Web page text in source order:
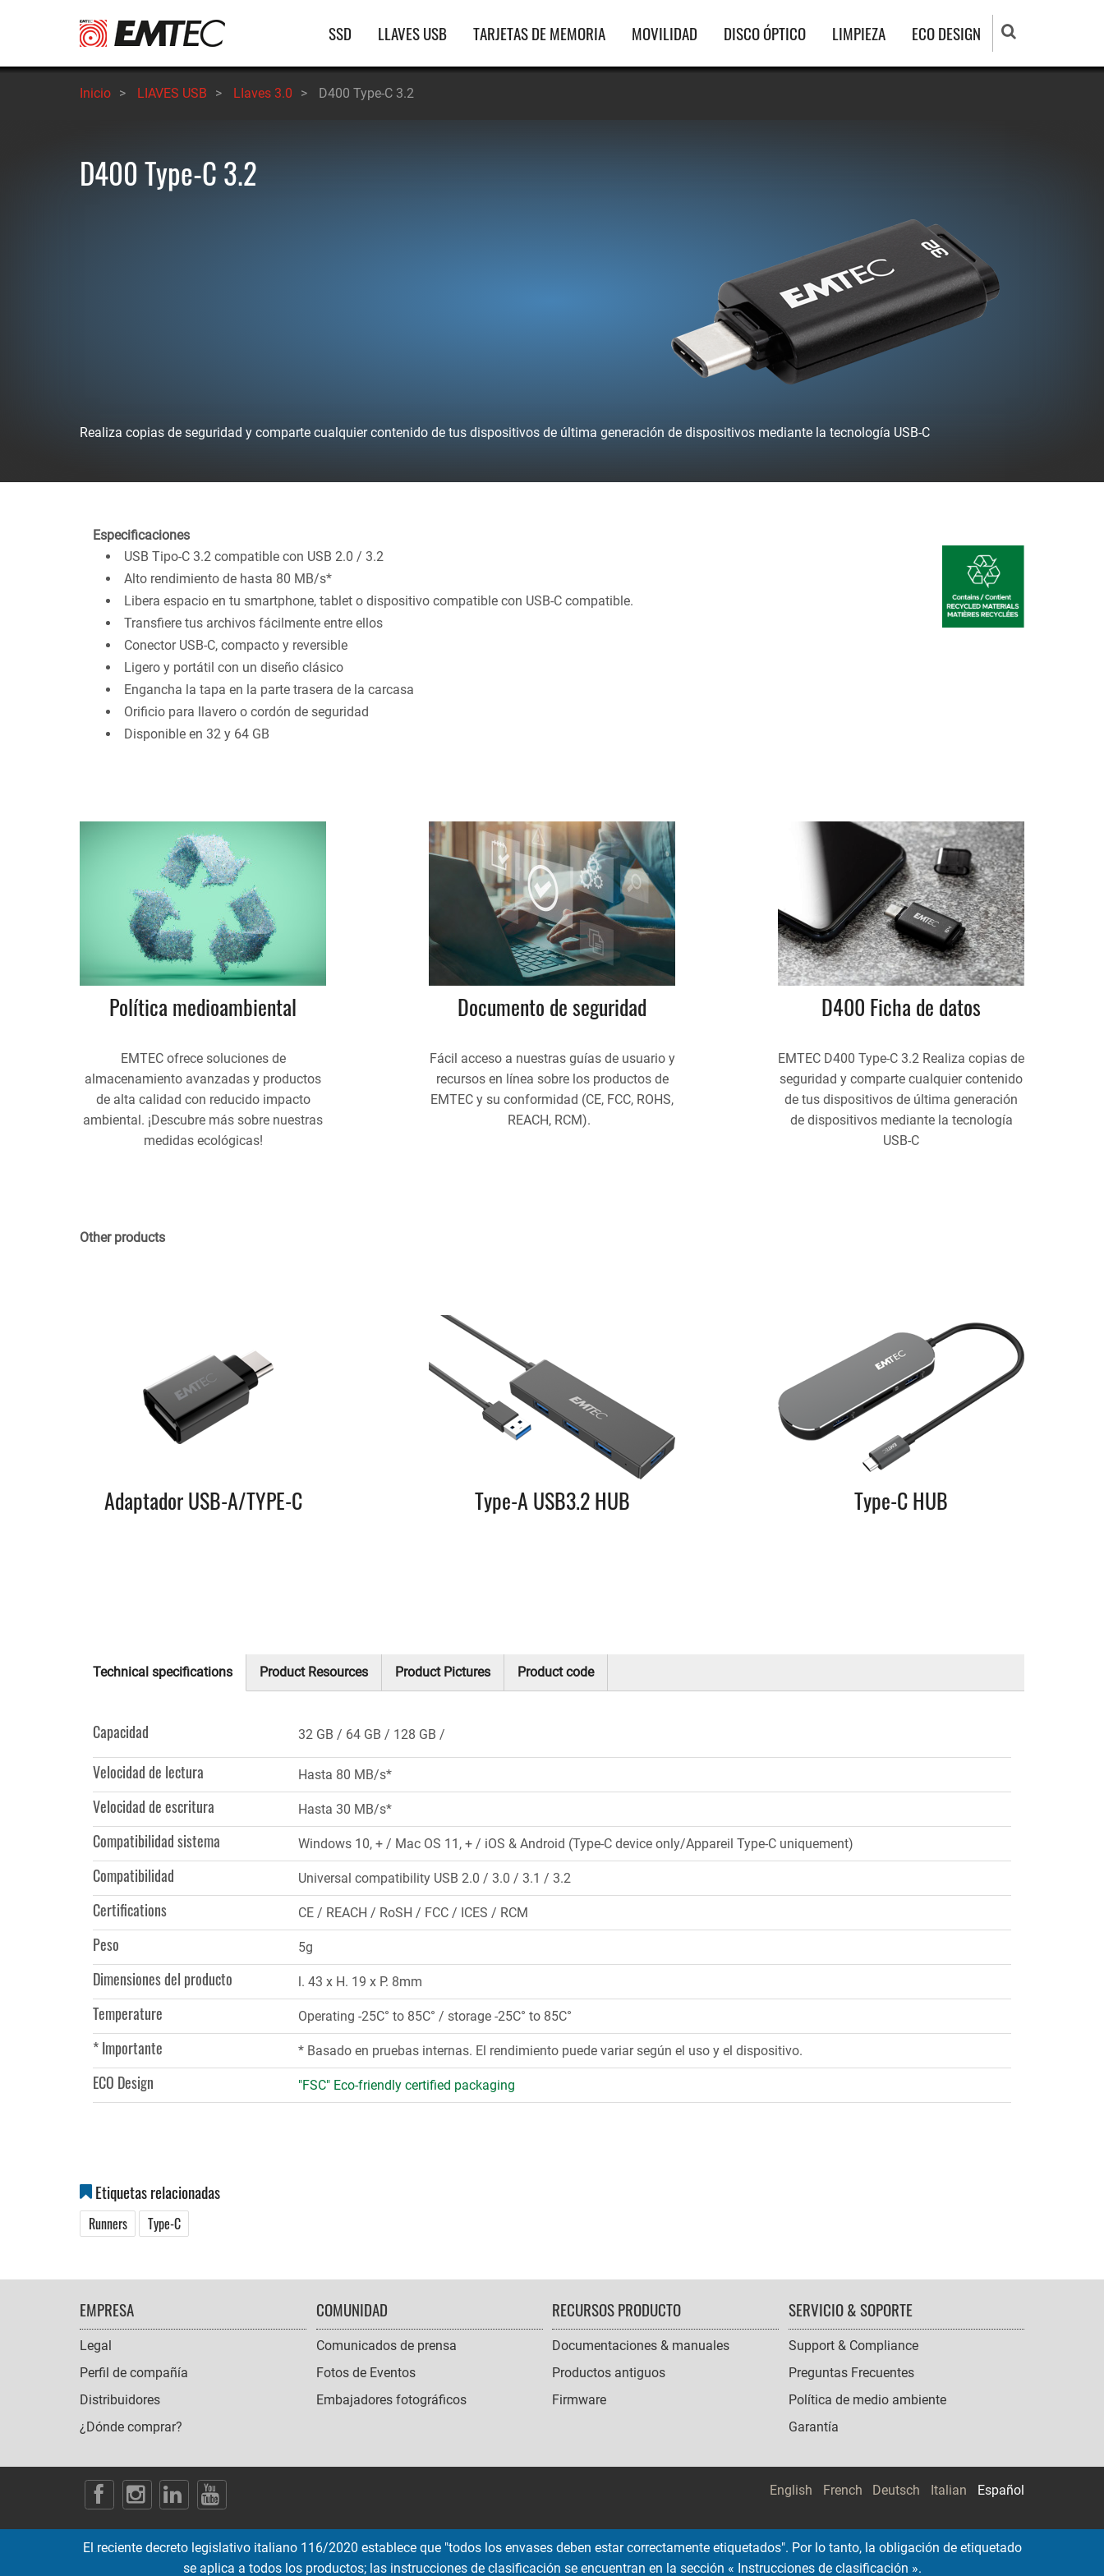
principal
Navegación
principal
SSD LLAVES USB TARJETAS DE MEMORIA MOVILIDAD DISCO ÓPTICO LIMPIEZA ECO DESIGN
Inicio > LIAVES USB > LIaves 3.0 > D400 Type-C 3.2
D400 Type-C 3.2
Realiza copias de seguridad y comparte cualquier contenido de tus dispositivos de última generación de dispositivos mediante la tecnología USB-C
Especificaciones
USB Tipo-C 3.2 compatible con USB 2.0 / 3.2
Alto rendimiento de hasta 80 MB/s*
Libera espacio en tu smartphone, tablet o dispositivo compatible con USB-C compatible.
Transfiere tus archivos fácilmente entre ellos
Conector USB-C, compacto y reversible
Ligero y portátil con un diseño clásico
Engancha la tapa en la parte trasera de la carcasa
Orificio para llavero o cordón de seguridad
Disponible en 32 y 64 GB
Política medioambiental
EMTEC ofrece soluciones de
almacenamiento avanzadas y productos
de alta calidad con reducido impacto
ambiental. ¡Descubre más sobre nuestras
medidas ecológicas!
Documento de seguridad
Fácil acceso a nuestras guías de usuario y
recursos en línea sobre los productos de
EMTEC y su conformidad (CE, FCC, ROHS,
REACH, RCM).
D400 Ficha de datos
EMTEC D400 Type-C 3.2 Realiza copias de
seguridad y comparte cualquier contenido
de tus dispositivos de última generación
de dispositivos mediante la tecnología
USB-C
Other products
Adaptador USB-A/TYPE-C Type-A USB3.2 HUB Type-C HUB
Technical specifications
Product Resources Product Pictures Product code
Capacidad 32 GB 64 GB 128 GB
Velocidad de lectura Hasta 80 MB/s*
Velocidad de escritura Hasta 30 MB/s*
Compatibilidad sistema Windows 10, + / Mac OS 11, + / iOS & Android (Type-C device only/Appareil Type-C uniquement)
Compatibilidad Universal compatibility USB 2.0 / 3.0 / 3.1 / 3.2
Certifications CE / REACH / RoSH / FCC / ICES / RCM
Peso 5g
Dimensiones del producto l. 43 x H. 19 x P. 8mm
Temperature Operating -25C° to 85C° / storage -25C° to 85C°
* Importante * Basado en pruebas internas. El rendimiento puede variar según el uso y el dispositivo.
ECO Design "FSC" Eco-friendly certified packaging
Etiquetas relacionadas
Runners Type-C
FOOTER
NAVIGATION
EMPRESA
Legal
Perfil de compañía
Distribuidores
¿Dónde comprar?
COMUNIDAD
Comunicados de prensa
Fotos de Eventos
Embajadores fotográficos
RECURSOS PRODUCTO
Documentaciones & manuales
Productos antiguos
Firmware
SERVICIO & SOPORTE
Support & Compliance
Preguntas Frecuentes
Política de medio ambiente
Garantía
SOCIAL
English French Deutsch Italian Español
Copyright © 2026 EMTEC, All rights reserved.
El reciente decreto legislativo italiano 116/2020 establece que "todos los envases deben estar correctamente etiquetados". Por lo tanto, la obligación de etiquetado
se aplica a todos los productos; las instrucciones de clasificación se encuentran en la sección « Instrucciones de clasificación ».